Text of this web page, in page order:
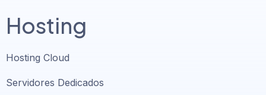
Hosting
Hosting Cloud
Servidores Dedicados